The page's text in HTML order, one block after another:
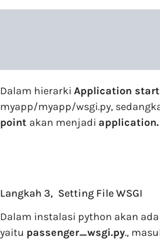
Dalam hierarki Application
myapp/myapp/wsgi.py,
point akan menjadi application.
Langkah 3, Setting File WSGI
Dalam instalasi python akan
yaitu passenger_wsgi.py.,